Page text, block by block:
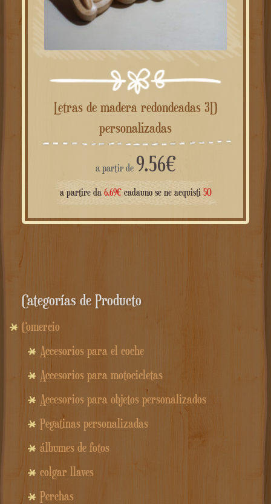
Letras de madera redondeadas 3D
personalizadas
a partir de 9.56€
a partire da 6.69€cadauno se ne acquisti50
Categorías de Producto
Comercio
Accesorios para el coche
Accesorios para motocicletas
Accesorios para objetos personalizados
Pegatinas personalizadas
álbumes de fotos
colgar llaves
Perchas